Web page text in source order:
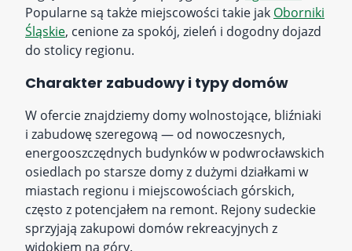
Popularne są także miejscowości takie jak Oborniki
Śląskie, cenione za spokój, zieleń i dogodny dojazd
do stolicy regionu.
Charakter zabudowy i typy domów
W ofercie znajdziemy domy wolnostojące, bliźniaki
i zabudowę szeregową — od nowoczesnych,
energooszczędnych budynków w podwrocławskich
osiedlach po starsze domy z dużymi działkami w
miastach regionu i miejscowościach górskich,
często z potencjałem na remont. Rejony sudeckie
sprzyjają zakupowi domów rekreacyjnych z
widokiem na góry.